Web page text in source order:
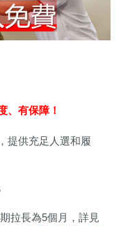
、有保障！
提供充足人選和履
拉長為5個月，詳見